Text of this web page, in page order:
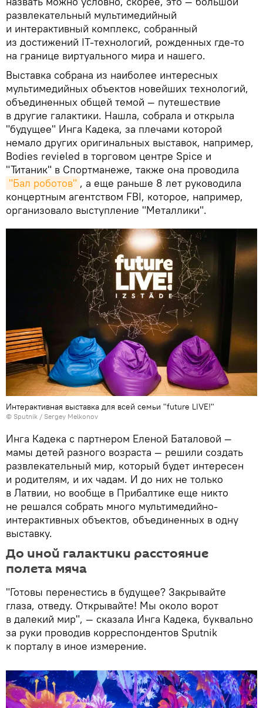
развлекательный мультимедийный
и интерактивный комплекс, собранный
из достижений IT-технологий, рожденных где-то
на границе виртуального мира и нашего.
Выставка собрана из наиболее интересных
мультимедийных объектов новейших технологий,
объединенных общей темой — путешествие
в другие галактики. Нашла, собрала и открыла
"будущее" Инга Кадека, за плечами которой
немало других оригинальных выставок, например,
Bodies revieled в торговом центре Spice и
"Титаник" в Спортманеже, также она проводила
"Бал роботов" , а еще раньше 8 лет руководила
концертным агентством FBI, которое, например,
организовало выступление "Металлики".
Интерактивная выставка для всей семьи "future LIVE!"
© Sputnik / Sergey Melkonov
Инга Кадека с партнером Еленой Баталовой —
мамы детей разного возраста — решили создать
развлекательный мир, который будет интересен
и родителям, и их чадам. И до них не только
в Латвии, но вообще в Прибалтике еще никто
не решался собрать много мультимедийно-
интерактивных объектов, объединенных в одну
выставку.
До иной галактики расстояние
полета мяча
"Готовы перенестись в будущее? Закрывайте
глаза, отведу. Открывайте! Мы около ворот
в далекий мир", — сказала Инга Кадека, буквально
за руки проводив корреспондентов Sputnik
к порталу в иное измерение.